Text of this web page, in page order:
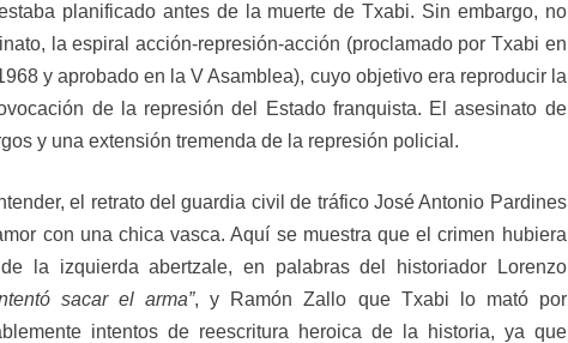
planificado antes de la muerte de Txabi. Sin embargo, no
la espiral acción-represión-acción (proclamado por Txabi en
y aprobado en la V Asamblea), cuyo objetivo era reproducir la
de la represión del Estado franquista. El asesinato de
y una extensión tremenda de la represión policial.
el retrato del guardia civil de tráfico José Antonio Pardines
con una chica vasca. Aquí se muestra que el crimen hubiera
la izquierda abertzale, en palabras del historiador Lorenzo
sacar el arma”, y Ramón Zallo que Txabi lo mató por
intentos de reescritura heroica de la historia, ya que